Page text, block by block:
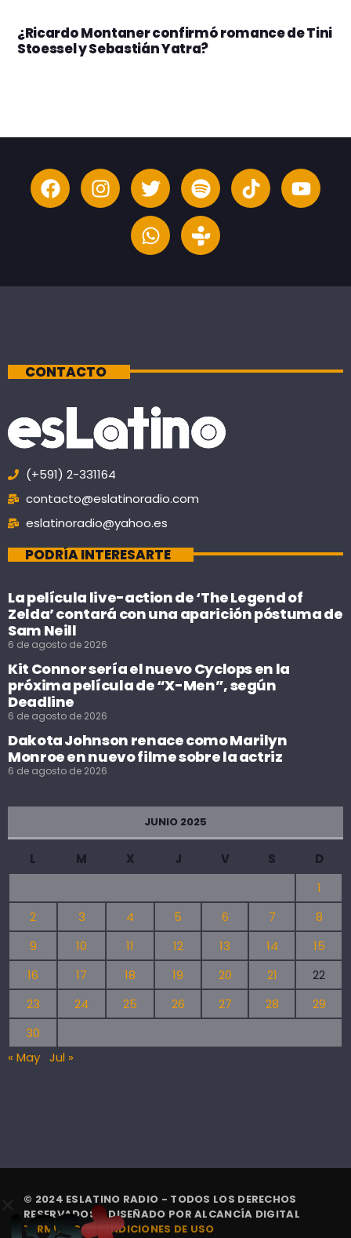
¿Ricardo Montaner confirmó romance de Tini
Stoessel y Sebastián Yatra?
CONTACTO
(+591) 2-331164
contacto@eslatinoradio.com
eslatinoradio@yahoo.es
PODRÍA INTERESARTE
La película live-action de ‘The Legend of
Zelda’ contará con una aparición póstuma de
Sam Neill
6 de agosto de 2026
Kit Connor sería el nuevo Cyclops en la
próxima película de “X-Men”, según
Deadline
6 de agosto de 2026
Dakota Johnson renace como Marilyn
Monroe en nuevo filme sobre la actriz
6 de agosto de 2026
JUNIO 2025
L M X J V S
D
1
2
3 4 5 6 7
8
9
10 11 12 13 14
15
16
17 18 19 20 21
22
23
24 25 26 27 28
29
30
« May Jul »
© 2024 ESLATINO RADIO - TODOS LOS DERECHOS
RESERVADOS. | DISEÑADO PORALCANCÍA DIGITAL
TÉRMINOS Y CONDICIONES DE USO